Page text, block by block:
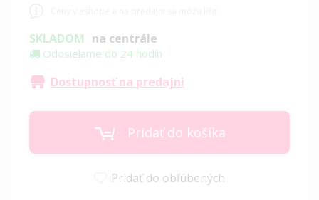
SKLADOM na centrále
Odosielame do 24 hodín
Dostupnosť na predajni
Pridať do košíka
Pridať do obľúbených